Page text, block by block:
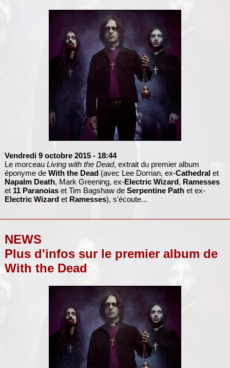
Vendredi 9 octobre 2015 - 18:44
Le morceau Living with the Dead, extrait du premier album
éponyme de With the Dead(avec Lee Dorrian, ex-Cathedralet
Napalm Death, Mark Greening, ex-Electric Wizard, Ramesses
et 11 Paranoiaset Tim Bagshaw de Serpentine Pathet ex-
Electric Wizardet Ramesses), s'écoute...
NEWS
Plus d'infos sur le premier album de
With the Dead